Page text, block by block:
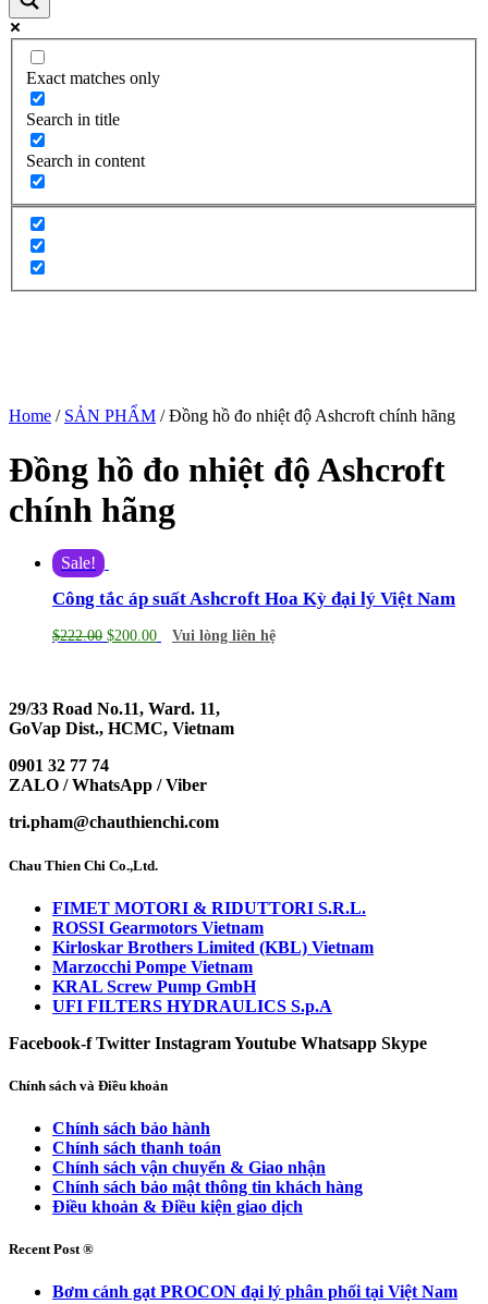
Exact matches only
Search in title
Search in content
Home / SẢN PHẨM / Đồng hồ đo nhiệt độ Ashcroft chính hãng
Đồng hồ đo nhiệt độ Ashcroft
chính hãng
Sale!
Công tắc áp suất Ashcroft Hoa Kỳ đại lý Việt Nam
$222.00 $200.00 Vui lòng liên hệ
29/33 Road No.11, Ward. 11,
GoVap Dist., HCMC, Vietnam
0901 32 77 74
ZALO / WhatsApp / Viber
tri.pham@chauthienchi.com
Chau Thien Chi Co.,Ltd.
FIMET MOTORI & RIDUTTORI S.R.L.
ROSSI Gearmotors Vietnam
Kirloskar Brothers Limited (KBL) Vietnam
Marzocchi Pompe Vietnam
KRAL Screw Pump GmbH
UFI FILTERS HYDRAULICS S.p.A
Facebook-f Twitter InstagramYoutube Whatsapp Skype
Chính sách và Điều khoản
Chính sách bảo hành
Chính sách thanh toán
Chính sách vận chuyển & Giao nhận
Chính sách bảo mật thông tin khách hàng
Điều khoản & Điều kiện giao dịch
Recent Post ®
Bơm cánh gạt PROCON đại lý phân phối tại Việt Nam